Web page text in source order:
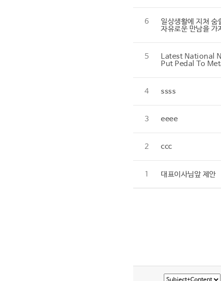
6
일상생활에 지쳐
자유로운 만남을 가
5
Latest National
Put Pedal To
4 ssss
3 eeee
2 ccc
1 대표이사님앞 제안